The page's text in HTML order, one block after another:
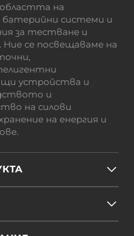
на
системи и
за тестване и
се посвещаваме на
устройства и
и
на силови
на енергия и